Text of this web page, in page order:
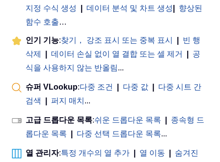
지정 수식 생성
데이터 분석 및 차트 생성
향상된
함수 호출…
인기 기능:찾기， 강조 표시 또는 중복 표시
빈 행
삭제
데이터 손실 없이 열 결합 또는 셀 제거
공
식을 사용하지 않는 반올림...
슈퍼 VLookup:다중 조건 다중 값
다중 시트 간
검색
퍼지 매치 ...
고급 드롭다운 목록:쉬운 드롭다운 목록
종속형 드
롭다운 목록
다중 선택 드롭다운 목록...
열 관리자:특정 개수의 열 추가 열 이동
숨겨진